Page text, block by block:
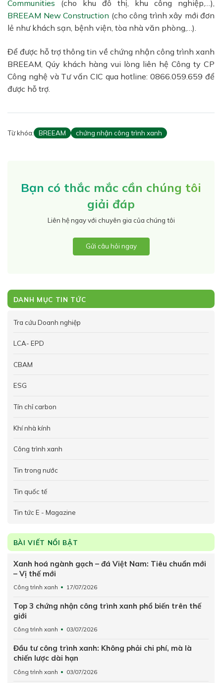
Communities (cho khu đô thị, khu công nghiệp,…),
BREEAM New Construction (cho công trình xây mới đơn
lẻ như khách sạn, bệnh viện, tòa nhà văn phòng,…).
Để được hỗ trợ thông tin về chứng nhận công trình xanh
BREEAM, Qúy khách hàng vui lòng liên hệ Công ty CP
Công nghệ và Tư vấn CIC qua hotline: 0866.059.659 để
được hỗ trợ.
Từ khóa: BREEAM chứng nhận công trình xanh
Bạn có thắc mắc cần chúng tôi
giải đáp
Liên hệ ngay với chuyên gia của chúng tôi
Gửi câu hỏi ngay
DANH MỤC TIN TỨC
Tra cứu Doanh nghiệp
LCA- EPD
CBAM
ESG
Tín chỉ carbon
Khí nhà kính
Công trình xanh
Tin trong nước
Tin quốc tế
Tin tức E - Magazine
BÀI VIẾT NỔI BẬT
Xanh hoá ngành gạch – đá Việt Nam: Tiêu chuẩn mới
– Vị thế mới
Công trình xanh 17/07/2026
Top 3 chứng nhận công trình xanh phổ biến trên thế
giới
Công trình xanh 03/07/2026
Đầu tư công trình xanh: Không phải chi phí, mà là
chiến lược dài hạn
Công trình xanh 03/07/2026